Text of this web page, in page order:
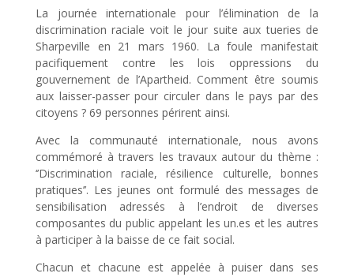
La journée internationale pour l’élimination de la
discrimination raciale voit le jour suite aux tueries de
Sharpeville en 21 mars 1960. La foule manifestait
pacifiquement contre les lois oppressions du
gouvernement de l’Apartheid. Comment être soumis
aux laisser-passer pour circuler dans le pays par des
citoyens ? 69 personnes périrent ainsi.
Avec la communauté internationale, nous avons
commémoré à travers les travaux autour du thème :
‘’Discrimination raciale, résilience culturelle, bonnes
pratiques’’. Les jeunes ont formulé des messages de
sensibilisation adressés à l’endroit de diverses
composantes du public appelant les un.es et les autres
à participer à la baisse de ce fait social.
Chacun et chacune est appelée à puiser dans ses